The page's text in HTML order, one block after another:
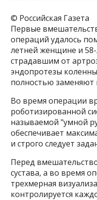
© Российская Газета
Первые
операций удалось
летней женщине и
страдавшим от
эндопротезы
полностью
Во время операции
роботизированной
называемой "умной
обеспечивает
и строго следует
Перед
сустава, а во время
трехмерная
контролируется